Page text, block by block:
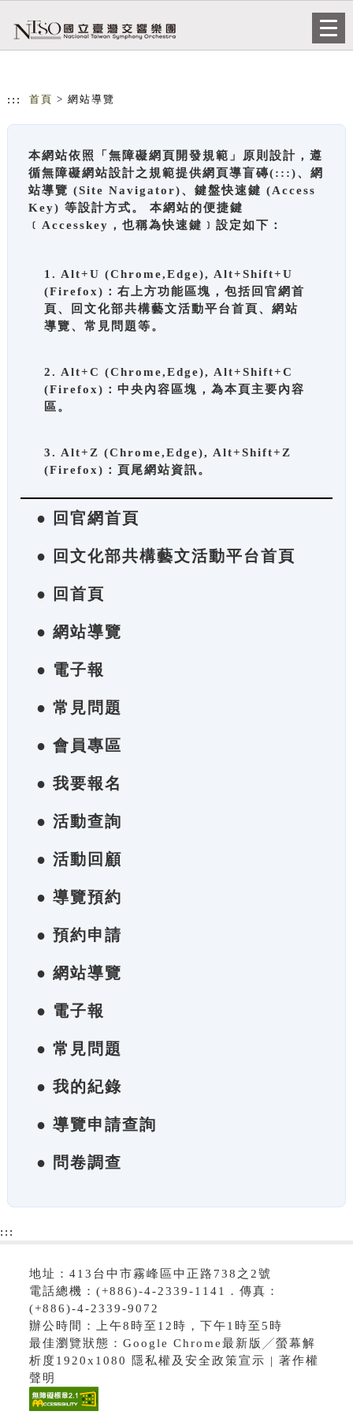
::: 首頁 > 網站導覽
本網站依照「無障礙網頁開發規範」原則設計，遵
循無障礙網站設計之規範提供網頁導盲磚(:::)、網
站導覽 (Site Navigator)、鍵盤快速鍵 (Access
Key) 等設計方式。 本網站的便捷鍵
﹝Accesskey，也稱為快速鍵﹞設定如下：
1. Alt+U (Chrome,Edge), Alt+Shift+U
(Firefox)：右上方功能區塊，包括回官網首
頁、回文化部共構藝文活動平台首頁、網站
導覽、常見問題等。
2. Alt+C (Chrome,Edge), Alt+Shift+C
(Firefox)：中央內容區塊，為本頁主要內容
區。
3. Alt+Z (Chrome,Edge), Alt+Shift+Z
(Firefox)：頁尾網站資訊。
● 回官網首頁
● 回文化部共構藝文活動平台首頁
● 回首頁
● 網站導覽
● 電子報
● 常見問題
● 會員專區
● 我要報名
● 活動查詢
● 活動回顧
● 導覽預約
● 預約申請
● 網站導覽
● 電子報
● 常見問題
● 我的紀錄
● 導覽申請查詢
● 問卷調查
:::
地址：413台中市霧峰區中正路738之2號
電話總機：(+886)-4-2339-1141．傳真：
(+886)-4-2339-9072
辦公時間：上午8時至12時，下午1時至5時
最佳瀏覽狀態：Google Chrome最新版╱螢幕解
析度1920x1080 隱私權及安全政策宣示 | 著作權
聲明